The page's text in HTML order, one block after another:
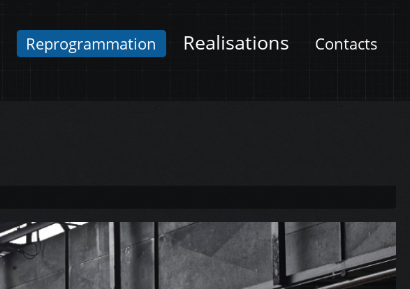
Reprogrammation Realisations Contacts